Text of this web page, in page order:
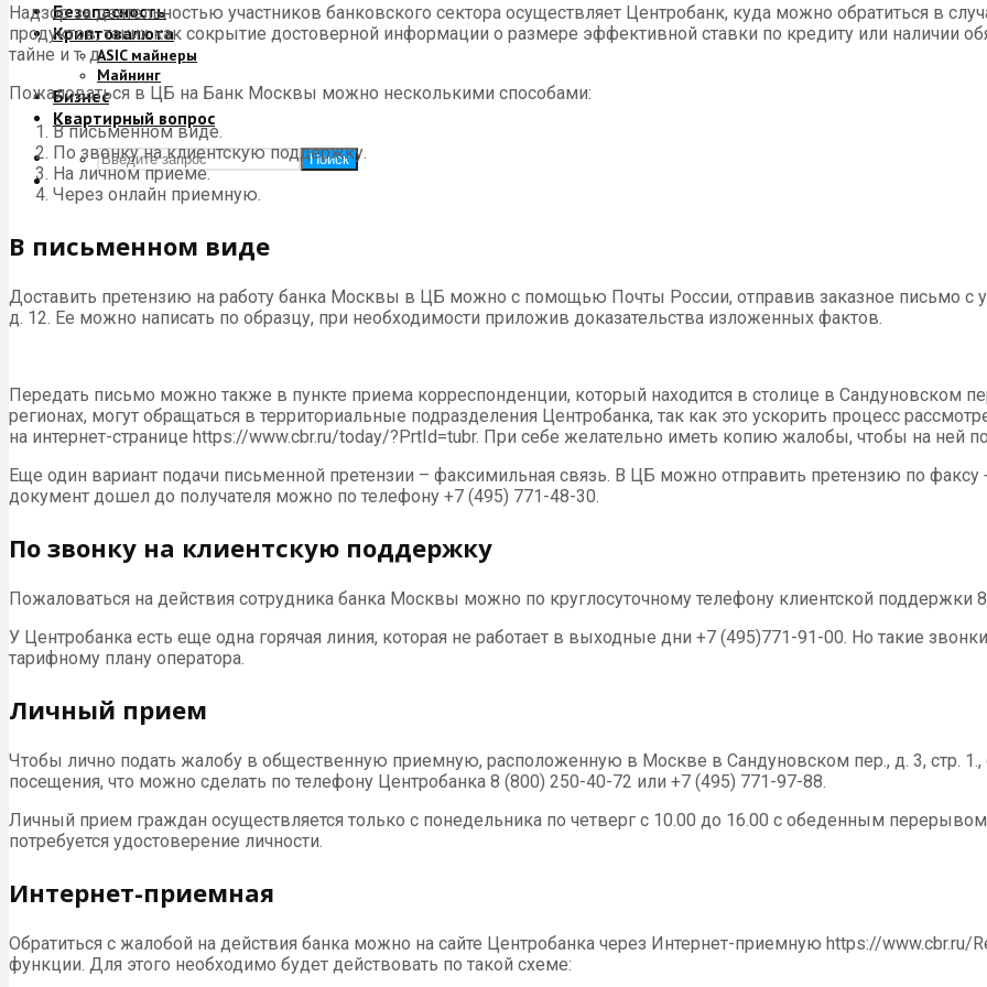
Безопасность
Криптовалюта
ASIC майнеры
Майнинг
Бизнес
Квартирный вопрос
Поиск
Надзор за деятельностью участников банковского сектора осуществляет Центробанк, куда можно обратиться в
продуктов, таких как сокрытие достоверной информации о размере эффективной ставки по кредиту или наличии
тайне и т. д.
Пожаловаться в ЦБ на Банк Москвы можно несколькими способами:
В письменном виде.
По звонку на клиентскую поддержку.
На личном приеме.
Через онлайн приемную.
В письменном виде
Доставить претензию на работу банка Москвы в ЦБ можно с помощью Почты России, отправив заказное письмо с
д. 12. Ее можно написать по образцу, при необходимости приложив доказательства изложенных фактов.
Передать письмо можно также в пункте приема корреспонденции, который находится в столице в Сандуновском
регионах, могут обращаться в территориальные подразделения Центробанка, так как это ускорить процесс
на интернет-странице https://www.cbr.ru/today/?PrtId=tubr. При себе желательно иметь копию жалобы, чтобы на ней
Еще один вариант подачи письменной претензии – факсимильная связь. В ЦБ можно отправить претензию по факсу
документ дошел до получателя можно по телефону +7 (495) 771-48-30.
По звонку на клиентскую поддержку
Пожаловаться на действия сотрудника банка Москвы можно по круглосуточному телефону клиентской поддержки
У Центробанка есть еще одна горячая линия, которая не работает в выходные дни +7 (495)771-91-00. Но такие
тарифному плану оператора.
Личный прием
Чтобы лично подать жалобу в общественную приемную, расположенную в Москве в Сандуновском пер., д. 3, стр. 1.,
посещения, что можно сделать по телефону Центробанка 8 (800) 250-40-72 или +7 (495) 771-97-88.
Личный прием граждан осуществляется только с понедельника по четверг с 10.00 до 16.00 с обеденным
потребуется удостоверение личности.
Интернет-приемная
Обратиться с жалобой на действия банка можно на сайте Центробанка через Интернет-приемную https://
функции. Для этого необходимо будет действовать по такой схеме: